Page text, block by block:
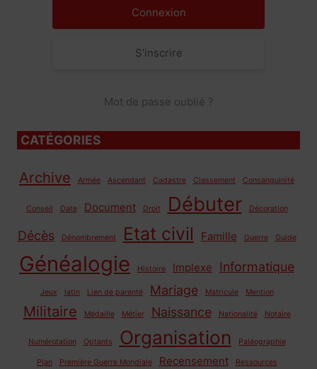
S’inscrire
Mot de passe oublié ?
CATÉGORIES
Archive Armée Ascendant Cadastre Classement Consanguinité
Conseil Date Document Droit Débuter Décoration
Décès Dénombrement Etat civil Famille Guerre Guide
Généalogie Histoire Implexe Informatique
Jeux latin Lien de parenté Mariage Matricule Mention
Militaire Médaille Métier Naissance Nationalité Notaire
Numérotation Optants Organisation Paléographie
Plan Première Guerre Mondiale Recensement
Ressources